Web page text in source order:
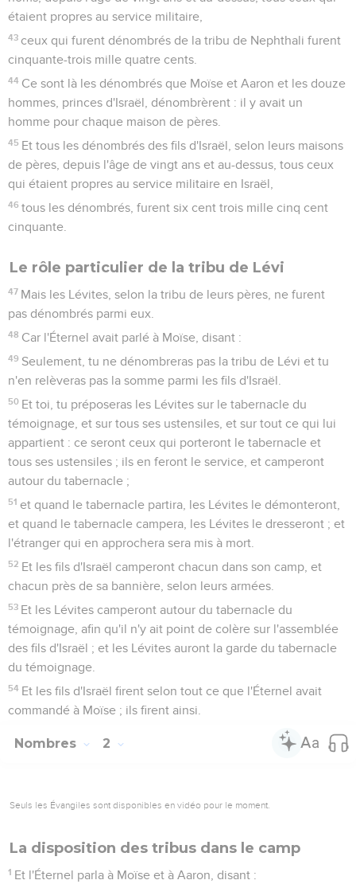
étaient propres au service militaire,
43 ceux qui furent dénombrés de la tribu de Nephthali furent
cinquante-trois mille quatre cents.
44 Ce sont là les dénombrés que Moïse et Aaron et les douze
hommes, princes d'Israël, dénombrèrent : il y avait un
homme pour chaque maison de pères.
45 Et tous les dénombrés des fils d'Israël, selon leurs maisons
de pères, depuis l'âge de vingt ans et au-dessus, tous ceux
qui étaient propres au service militaire en Israël,
46 tous les dénombrés, furent six cent trois mille cinq cent
cinquante.
Le rôle particulier de la tribu de Lévi
47 Mais les Lévites, selon la tribu de leurs pères, ne furent
pas dénombrés parmi eux.
48 Car l'Éternel avait parlé à Moïse, disant :
49 Seulement, tu ne dénombreras pas la tribu de Lévi et tu
n'en relèveras pas la somme parmi les fils d'Israël.
50 Et toi, tu préposeras les Lévites sur le tabernacle du
témoignage, et sur tous ses ustensiles, et sur tout ce qui lui
appartient : ce seront ceux qui porteront le tabernacle et
tous ses ustensiles ; ils en feront le service, et camperont
autour du tabernacle ;
51 et quand le tabernacle partira, les Lévites le démonteront,
et quand le tabernacle campera, les Lévites le dresseront ; et
l'étranger qui en approchera sera mis à mort.
52 Et les fils d'Israël camperont chacun dans son camp, et
chacun près de sa bannière, selon leurs armées.
53 Et les Lévites camperont autour du tabernacle du
témoignage, afin qu'il n'y ait point de colère sur l'assemblée
des fils d'Israël ; et les Lévites auront la garde du tabernacle
du témoignage.
54 Et les fils d'Israël firent selon tout ce que l'Éternel avait
commandé à Moïse ; ils firent ainsi.
Nombres 2
Seuls les Évangiles sont disponibles en vidéo pour le moment.
La disposition des tribus dans le camp
1 Et l'Éternel parla à Moïse et à Aaron, disant :